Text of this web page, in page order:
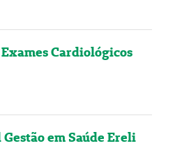
Cardiológicos
em Saúde Ereli